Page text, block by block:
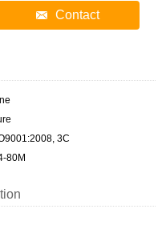
Contact
3C
80M